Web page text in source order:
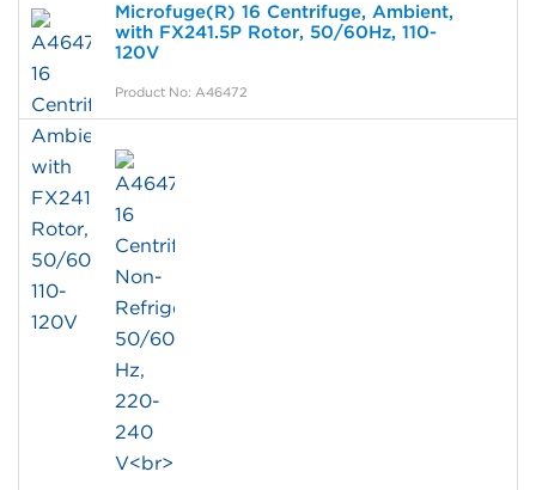
Microfuge(R) 16 Centrifuge, Ambient,
with FX241.5P Rotor, 50/60Hz, 110-
120V
Product No: A46472